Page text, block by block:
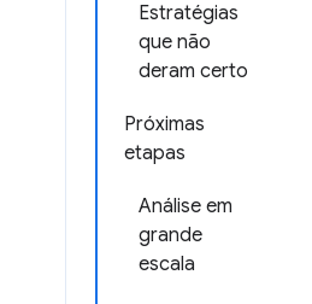
Estratégias
que não
deram certo
Próximas
etapas
Análise em
grande
escala